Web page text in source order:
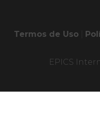
Termos de Uso
EPICS